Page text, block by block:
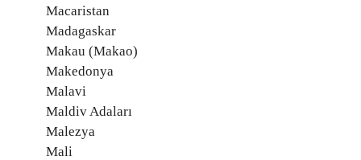
Macaristan
Madagaskar
Makau (Makao)
Makedonya
Malavi
Maldiv Adaları
Malezya
Mali